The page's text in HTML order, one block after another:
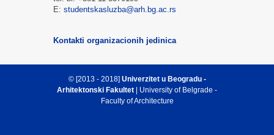
E: studentskasluzba@arh.bg.ac.rs
Kontakti organizacionih jedinica
© [2013 - 2018] Univerzitet u Beogradu -
Arhitektonski Fakultet | University of Belgrade -
Faculty of Architecture